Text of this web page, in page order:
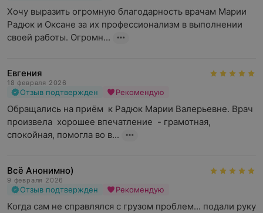
Хочу выразить огромную благодарность врачам Марии
Радюк и Оксане за их профессионализм в выполнении
своей работы. Огромн...
Евгения
18 февраля 2026
Отзыв подтвержден Рекомендую
Обращались на приём  к Радюк Марии Валерьевне. Врач
произвела  хорошее впечатление  - грамотная,
спокойная, помогла во в...
Всё Анонимно)
9 февраля 2026
Отзыв подтвержден Рекомендую
Когда сам не справлялся с грузом проблем... подали руку